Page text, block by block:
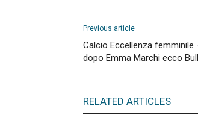
Previous article
Calcio Eccellenza femminile
dopo Emma Marchi ecco
RELATED ARTICLES